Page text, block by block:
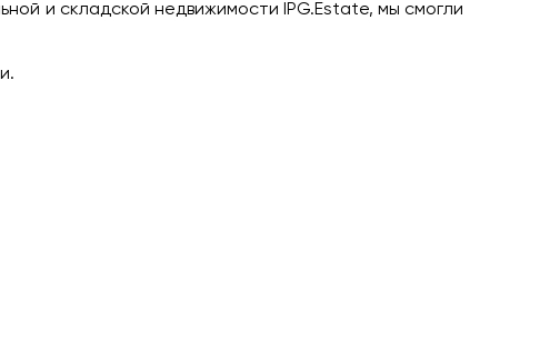
и складской недвижимости IPG.Estate, мы смогли